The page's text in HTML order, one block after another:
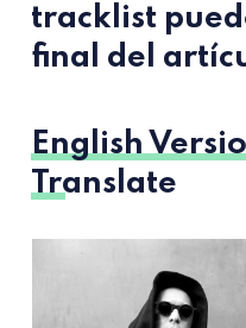
tracklist
final del
English
Translate